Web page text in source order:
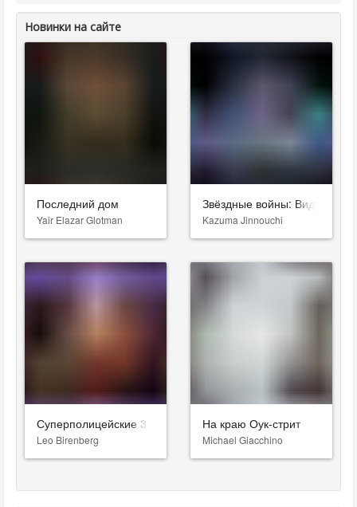
Новинки на сайте
Последний дом
Yair Elazar Glotman
Звёздные войны: Видения.
Kazuma Jinnouchi
Суперполицейские 3
Leo Birenberg
На краю Оук-стрит
Michael Giacchino